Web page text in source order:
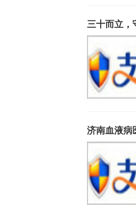
三十而立，
济南血液病